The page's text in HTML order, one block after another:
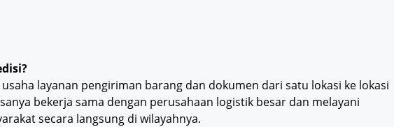
layanan pengiriman barang dan dokumen dari satu lokasi ke lokasi
bekerja sama dengan perusahaan logistik besar dan melayani
secara langsung di wilayahnya.